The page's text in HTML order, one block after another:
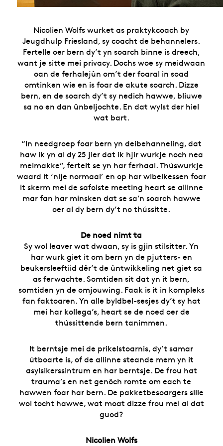
Nicolien Wolfs wurket as praktykcoach by
Jeugdhulp Friesland, sy coacht de behannelers.
Fertelle oer bern dy’t yn soarch binne is dreech,
want je sitte mei privacy. Dochs woe sy meidwaan
oan de ferhalejûn om’t der foaral in soad
omtinken wie en is foar de akute soarch. Dizze
bern, en de soarch dy’t sy nedich hawwe, bliuwe
sa no en dan ûnbeljochte. En dat wylst der hiel
wat bart.
“In needgroep foar bern yn deibehanneling, dat
haw ik yn al dy 25 jier dat ik hjir wurkje noch nea
meimakke”, fertelt se yn har ferhaal. Thúswurkje
waard it ‘nije normaal’ en op har wibelkessen foar
it skerm mei de safolste meeting heart se allinne
mar fan har minsken dat se sa’n soarch hawwe
oer al dy bern dy’t no thússitte.
De noed nimt ta
Sy wol leaver wat dwaan, sy is gjin stilsitter. Yn
har wurk giet it om bern yn de pjutters- en
beukersleeftiid dêr’t de ûntwikkeling net giet sa
as ferwachte. Somtiden sit dat yn it bern,
somtiden yn de omjouwing. Faak is it in kompleks
fan faktoaren. Yn alle byldbel-sesjes dy’t sy hat
mei har kollega’s, heart se de noed oer de
thússittende bern tanimmen.
It berntsje mei de prikelstoarnis, dy’t samar
útboarte is, of de allinne steande mem yn it
asylsikerssintrum en har berntsje. De frou hat
trauma’s en net genôch romte om each te
hawwen foar har bern. De pakketbesoargers sille
wol tocht hawwe, wat moat dizze frou mei al dat
guod?
Nicolien Wolfs